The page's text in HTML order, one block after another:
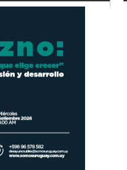
los derechos reservados.